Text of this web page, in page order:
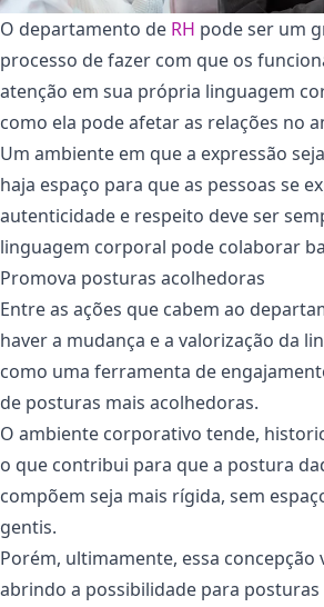
O departamento de RH pode ser um
processo de fazer com que os
atenção em sua própria linguagem
como ela pode afetar as relações no
Um ambiente em que a expressão
haja espaço para que as pessoas se
autenticidade e respeito deve ser
linguagem corporal pode colaborar
Promova posturas acolhedoras
Entre as ações que cabem ao
haver a mudança e a valorização da
como uma ferramenta de
de posturas mais acolhedoras.
O ambiente corporativo tende,
o que contribui para que a postura
compõem seja mais rígida, sem
gentis.
Porém, ultimamente, essa concepção
abrindo a possibilidade para